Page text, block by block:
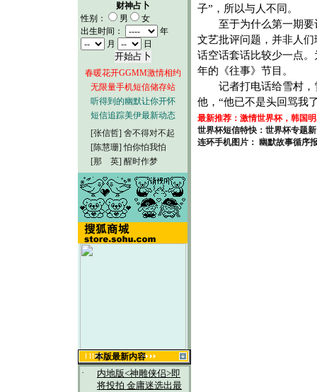
财神占卜
性别：
男
女
出生时间：
年
月
日
春暖花开GGMM激情相约
无限量手机短信储存站
听得到的幽默让你开怀
短信追踪美伊最新动态
[张信哲] 舍不得对不起
[陈慧珊] 怕你怕我怕
[那 英] 醒时作梦
本版最新内容
·
内地版<神雕侠侣>即
将投拍 金庸迷选出最
子”，所以与人不同。
至于为什么第一期要
文艺批评问题，并非人
话空话套话比较少一点
年的《往事》节目。
记者打电话给雪村，
他，“他已不是头回骂我
最新推荐：激情世界杯，韩国
世界杯短信特快：世界杯专题
连环手机图片： 幽默故事循序